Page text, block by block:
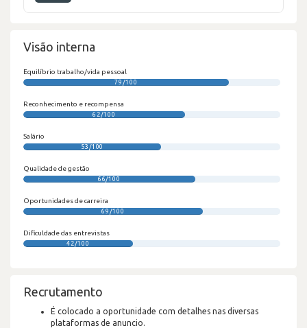
Visão interna
Equilíbrio trabalho/vida pessoal
79/100
Reconhecimento e recompensa
62/100
Salário
53/100
Qualidade de gestão
66/100
Oportunidades de carreira
69/100
Dificuldade das entrevistas
42/100
Recrutamento
É colocado a oportunidade com detalhes nas diversas
plataformas de anuncio.